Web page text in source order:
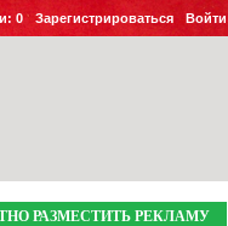
Войти
Зарегистрироваться
0
РАЗМЕСТИТЬ РЕКЛАМУ